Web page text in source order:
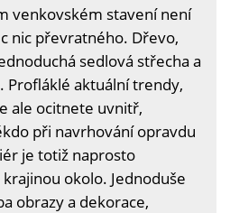
venkovském stavení není
nic převratného. Dřevo,
sedlová střecha a
Profláklé aktuální trendy,
ale ocitnete uvnitř,
při navrhování opravdu
je totiž naprosto
okolo. Jednoduše
obrazy a dekorace,